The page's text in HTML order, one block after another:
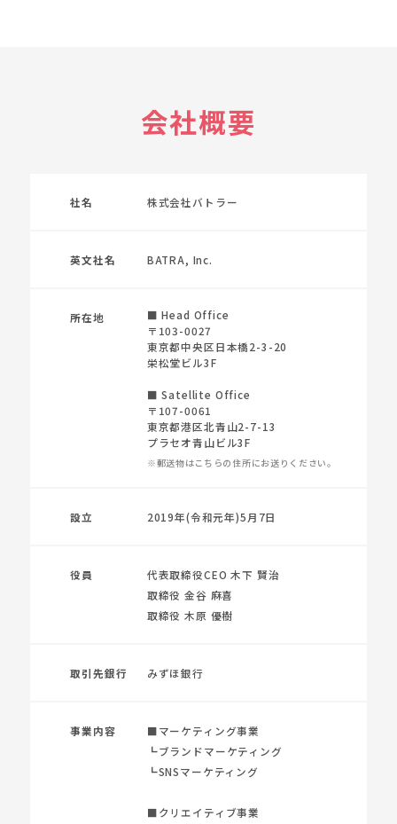
会社概要
社名 株式会社バトラー
英文社名 BATRA, Inc.
所在地
■ Head Office
〒103-0027
東京都中央区日本橋2-3-20
栄松堂ビル3F
■ Satellite Office
〒107-0061
東京都港区北青山2-7-13
プラセオ青山ビル3F
※郵送物はこちらの住所にお送りください。
設立 2019年(令和元年)5月7日
役員
代表取締役CEO 木下 賢治
取締役 金谷 麻喜
取締役 木原 優樹
取引先銀行 みずほ銀行
事業内容
■マーケティング事業
┗ブランドマーケティング
┗SNSマーケティング
■クリエイティブ事業